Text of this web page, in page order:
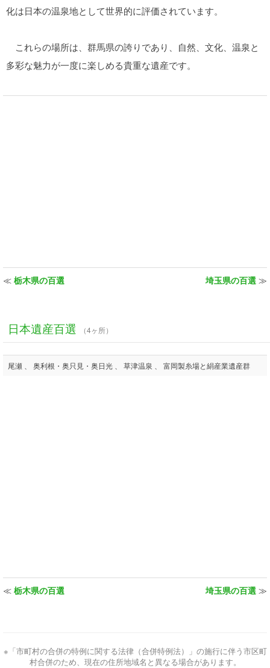
化は日本の温泉地として世界的に評価されています。
これらの場所は、群馬県の誇りであり、自然、文化、温泉と
多彩な魅力が一度に楽しめる貴重な遺産です。
≪ 栃木県の百選 埼玉県の百選 ≫
日本遺産百選 （4ヶ所）
尾瀬 、 奥利根・奥只見・奥日光 、 草津温泉 、 富岡製糸場と絹産業遺産群
≪ 栃木県の百選 埼玉県の百選 ≫
※「市町村の合併の特例に関する法律（合併特例法）」の施行に伴う市区町
村合併のため、現在の住所地域名と異なる場合があります。